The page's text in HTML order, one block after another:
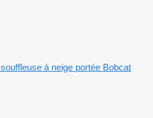
souffleuse à neige portée Bobcat